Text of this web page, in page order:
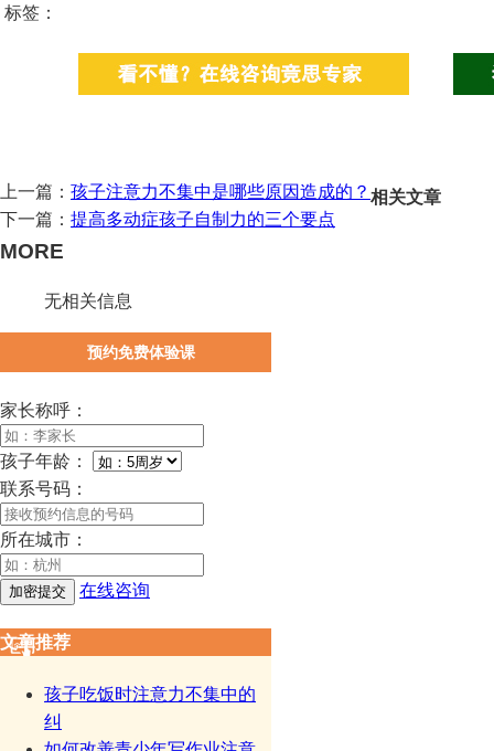
标签：
上一篇： 孩子注意力不集中是哪些原因造成的？
下一篇： 提高多动症孩子自制力的三个要点
相关文章
MORE
无相关信息
预约免费体验课
家长称呼：
孩子年龄：
联系号码：
所在城市：
在线咨询
文章推荐
孩子吃饭时注意力不集中的
纠